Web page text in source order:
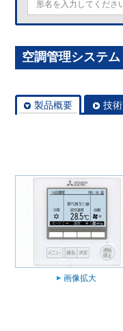
空調管理システ
製品概要 技
画像拡大